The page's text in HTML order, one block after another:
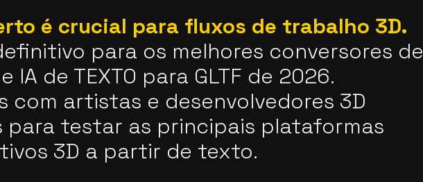
é crucial para fluxos de trabalho 3D.
para os melhores conversores de
IA de TEXTO para GLTF de 2026.
com artistas e desenvolvedores 3D
para testar as principais plataformas
3D a partir de texto.